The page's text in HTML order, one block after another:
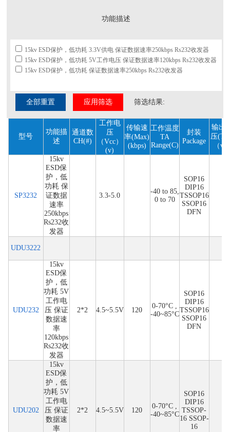
功能描述
15kv ESD保护，低功耗 3.3V供电 保证数据速率250kbps Rs232收发器
15kv ESD保护，低功耗 5V工作电压 保证数据速率120kbps Rs232收发器
15kv ESD保护，低功耗 保证数据速率250kbps Rs232收发器
全部重置 应用筛选 筛选结果:
型号
功能描
述
通道数
CH(#)
工作电
压
（Vcc）
(v)
传输速
率(Max)
(kbps)
工作温度
TA
Range(C)
封装
Package
输出
压
（v
SP3232
15kv
ESD保
护，低
功耗 保
证数据
速率
250kbps
Rs232收
发器
3.3-5.0
-40 to 85,
0 to 70
SOP16
DIP16
TSSOP16
SSOP16
DFN
UDU3222
UDU232
15kv
ESD保
护，低
功耗 5V
工作电
压 保证
数据速
率
120kbps
Rs232收
发器
2*2 4.5~5.5V 120
0-70°C ,
-40~85°C
SOP16
DIP16
TSSOP16
SSOP16
DFN
UDU202
15kv
ESD保
护，低
功耗 5V
工作电
压 保证
数据速
率
2*2 4.5~5.5V 120
0-70°C ,
-40~85°C
SOP16
DIP16
TSSOP-
16 SSOP-
16